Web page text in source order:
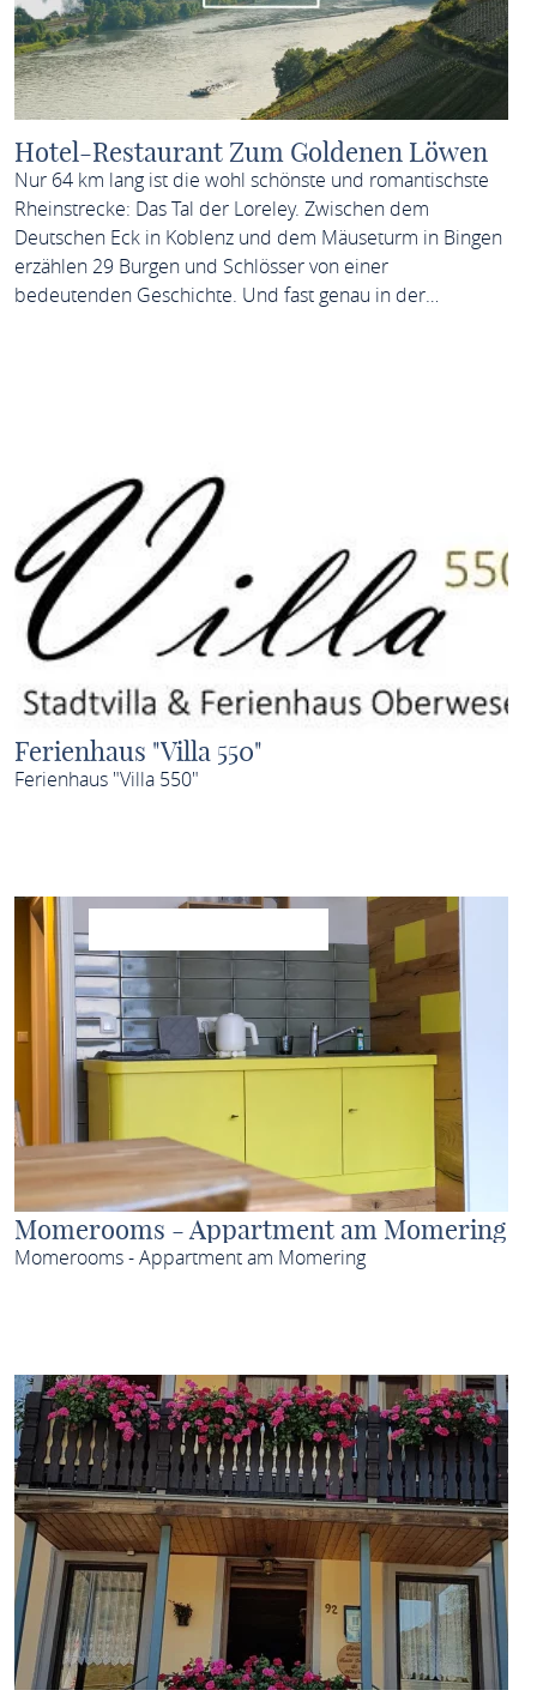
Hotel-Restaurant Zum Goldenen Löwen
Nur 64 km lang ist die wohl schönste und romantischste
Rheinstrecke: Das Tal der Loreley. Zwischen dem
Deutschen Eck in Koblenz und dem Mäuseturm in Bingen
erzählen 29 Burgen und Schlösser von einer
bedeutenden Geschichte. Und fast genau in der…
Ferienhaus "Villa 550"
Ferienhaus "Villa 550"
Momerooms - Appartment am Momering
Momerooms - Appartment am Momering